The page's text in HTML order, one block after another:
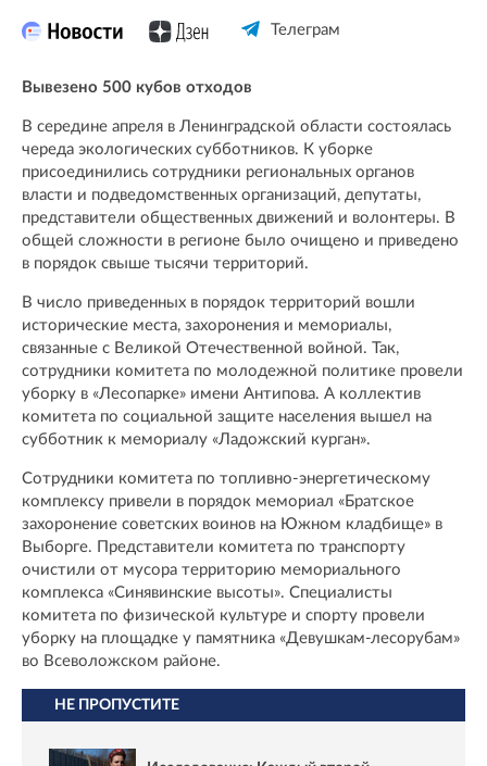
Телеграм
Вывезено 500 кубов отходов
В середине апреля в Ленинградской области состоялась
череда экологических субботников. К уборке
присоединились сотрудники региональных органов
власти и подведомственных организаций, депутаты,
представители общественных движений и волонтеры. В
общей сложности в регионе было очищено и приведено
в порядок свыше тысячи территорий.
В число приведенных в порядок территорий вошли
исторические места, захоронения и мемориалы,
связанные с Великой Отечественной войной. Так,
сотрудники комитета по молодежной политике провели
уборку в «Лесопарке» имени Антипова. А коллектив
комитета по социальной защите населения вышел на
субботник к мемориалу «Ладожский курган».
Сотрудники комитета по топливно-энергетическому
комплексу привели в порядок мемориал «Братское
захоронение советских воинов на Южном кладбище» в
Выборге. Представители комитета по транспорту
очистили от мусора территорию мемориального
комплекса «Синявинские высоты». Специалисты
комитета по физической культуре и спорту провели
уборку на площадке у памятника «Девушкам-лесорубам»
во Всеволожском районе.
НЕ ПРОПУСТИТЕ